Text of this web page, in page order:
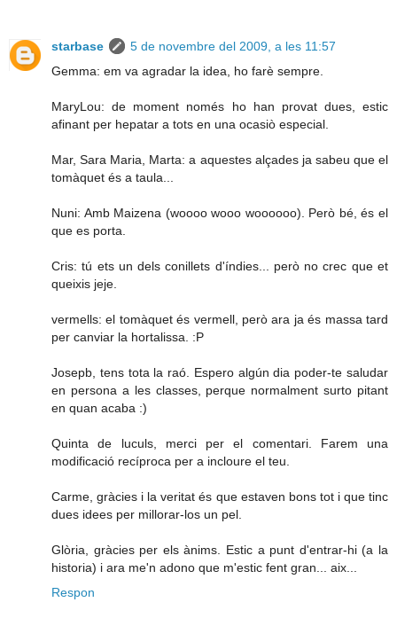
starbase
5 de novembre del 2009, a les 11:57
Gemma: em va agradar la idea, ho farè sempre.
MaryLou: de moment només ho han provat dues, estic
afinant per hepatar a tots en una ocasiò especial.
Mar, Sara Maria, Marta: a aquestes alçades ja sabeu que el
tomàquet és a taula...
Nuni: Amb Maizena (woooo wooo woooooo). Però bé, és el
que es porta.
Cris: tú ets un dels conillets d'índies... però no crec que et
queixis jeje.
vermells: el tomàquet és vermell, però ara ja és massa tard
per canviar la hortalissa. :P
Josepb, tens tota la raó. Espero algún dia poder-te saludar
en persona a les classes, perque normalment surto pitant
en quan acaba :)
Quinta de luculs, merci per el comentari. Farem una
modificació recíproca per a incloure el teu.
Carme, gràcies i la veritat és que estaven bons tot i que tinc
dues idees per millorar-los un pel.
Glòria, gràcies per els ànims. Estic a punt d'entrar-hi (a la
historia) i ara me'n adono que m'estic fent gran... aix...
Respon